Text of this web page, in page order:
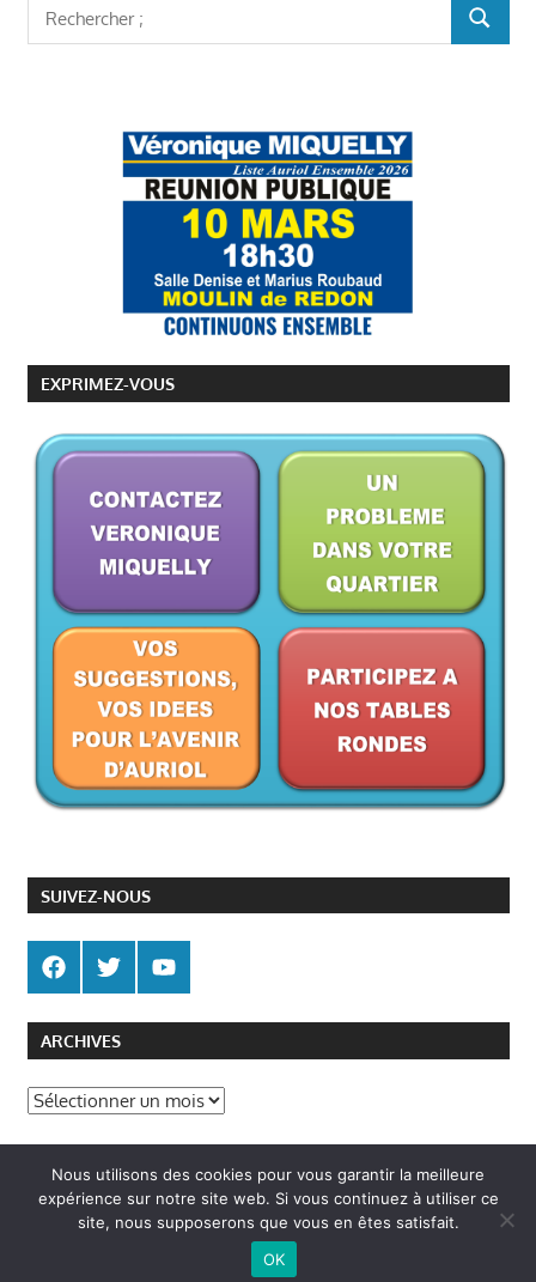
EXPRIMEZ-VOUS
SUIVEZ-NOUS
ARCHIVES
Archives
Politique de confidentialité
WordPress Theme: Gambit by ThemeZee.
Nous utilisons des cookies pour vous garantir la meilleure
expérience sur notre site web. Si vous continuez à utiliser ce
site, nous supposerons que vous en êtes satisfait.
OK